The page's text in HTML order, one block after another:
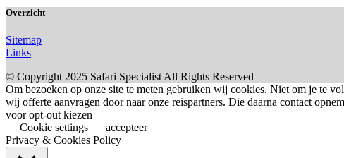
Overzicht
Sitemap
Links
© Copyright 2025 Safari Specialist All Rights Reserved
Om bezoeken op onze site te meten gebruiken wij cookies. Niet om je te
wij offerte aanvragen door naar onze reispartners. Die daarna contact
voor opt-out kiezen
Cookie settings
accepteer
Privacy & Cookies Policy